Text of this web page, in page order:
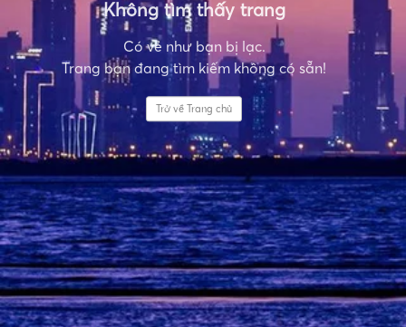
Không tìm thấy trang
Có vẻ như bạn bị lạc.
Trang bạn đang tìm kiếm không có sẵn!
Trở về Trang chủ